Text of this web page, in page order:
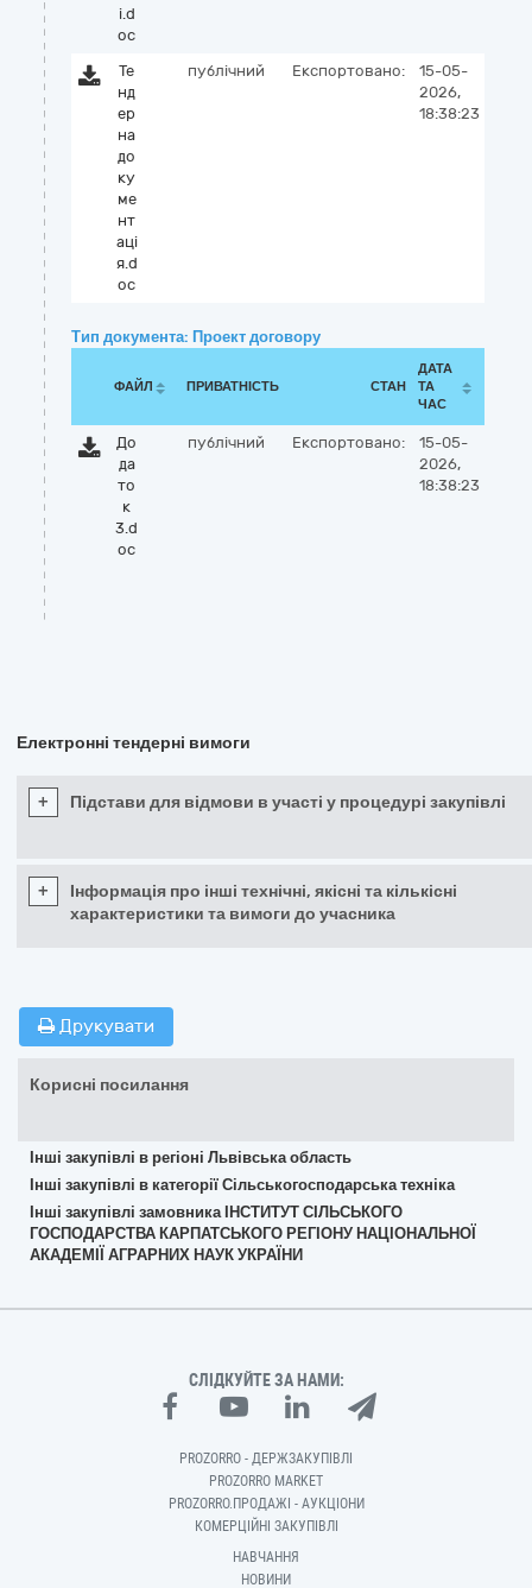
і.d
oc
Те
нд
ер
на
до
ку
ме
нт
аці
я.d
oc
публічний Експортовано:
15-05-
2026,
18:38:23
Тип документа: Проект договору
ФАЙЛ ПРИВАТНІСТЬ СТАН
ДАТА
ТА
ЧАС
До
да
то
к
3.d
oc
публічний Експортовано:
15-05-
2026,
18:38:23
Електронні тендерні вимоги
+ Підстави для відмови в участі у процедурі закупівлі
+
Інформація про інші технічні, якісні та кількісні
характеристики та вимоги до учасника
Друкувати
Корисні посилання
Інші закупівлі в регіоні Львівська область
Інші закупівлі в категорії Сільськогосподарська техніка
Інші закупівлі замовника ІНСТИТУТ СІЛЬСЬКОГО
ГОСПОДАРСТВА КАРПАТСЬКОГО РЕГІОНУ НАЦІОНАЛЬНОЇ
АКАДЕМІЇ АГРАРНИХ НАУК УКРАЇНИ
СЛІДКУЙТЕ ЗА НАМИ:
PROZORRO - ДЕРЖЗАКУПІВЛІ
PROZORRO MARKET
PROZORRO.ПРОДАЖІ - АУКЦІОНИ
КОМЕРЦІЙНІ ЗАКУПІВЛІ
НАВЧАННЯ
НОВИНИ